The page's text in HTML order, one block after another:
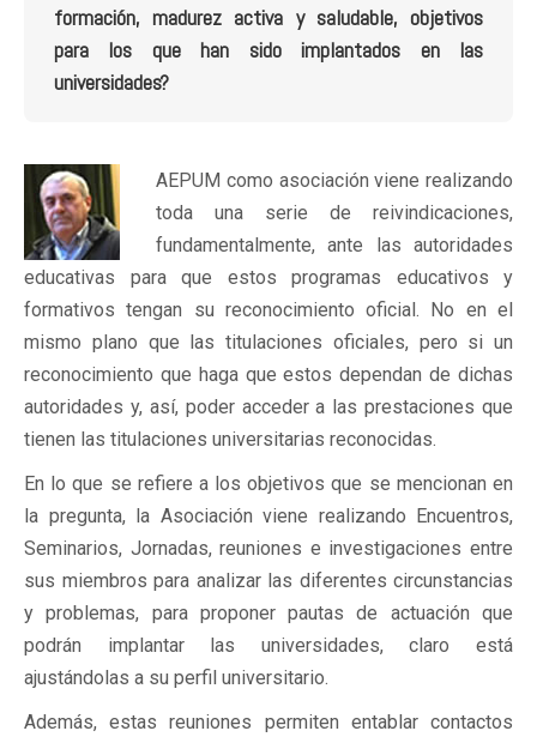
formación, madurez activa y saludable, objetivos
para los que han sido implantados en las
universidades?
AEPUM como asociación viene realizando
toda una serie de reivindicaciones,
fundamentalmente, ante las autoridades
educativas para que estos programas educativos y
formativos tengan su reconocimiento oficial. No en el
mismo plano que las titulaciones oficiales, pero si un
reconocimiento que haga que estos dependan de dichas
autoridades y, así, poder acceder a las prestaciones que
tienen las titulaciones universitarias reconocidas.
En lo que se refiere a los objetivos que se mencionan en
la pregunta, la Asociación viene realizando Encuentros,
Seminarios, Jornadas, reuniones e investigaciones entre
sus miembros para analizar las diferentes circunstancias
y problemas, para proponer pautas de actuación que
podrán implantar las universidades, claro está
ajustándolas a su perfil universitario.
Además, estas reuniones permiten entablar contactos